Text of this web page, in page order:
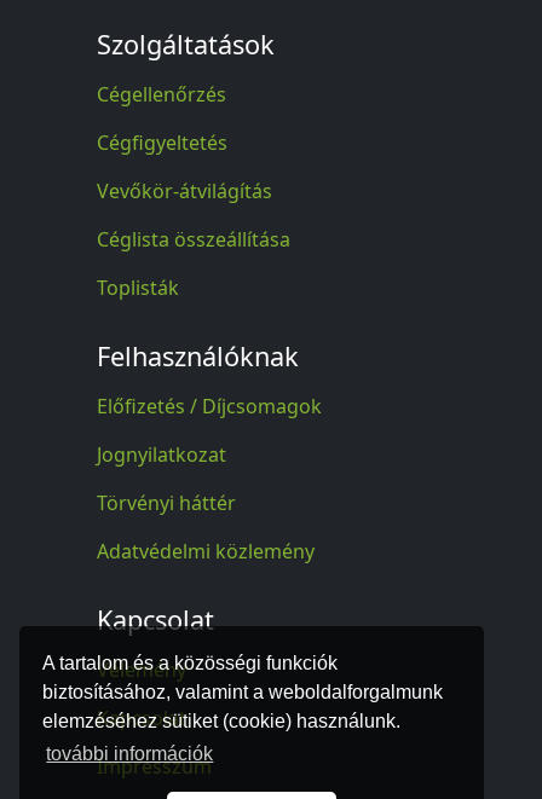
A tartalom és a közösségi funkciók
biztosításához, valamint a weboldalforgalmunk
elemzéséhez sütiket (cookie) használunk.
további információk
Szolgáltatások
Cégellenőrzés
Cégfigyeltetés
Vevőkör-átvilágítás
Céglista összeállítása
Toplisták
Felhasználóknak
Előfizetés / Díjcsomagok
Jognyilatkozat
Törvényi háttér
Adatvédelmi közlemény
Kapcsolat
Vélemény
Kapcsolat
Impresszum